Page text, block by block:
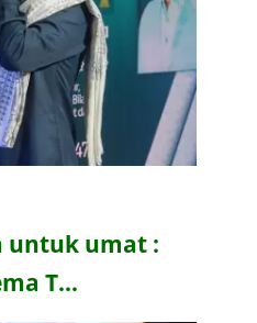
untuk umat :
T…